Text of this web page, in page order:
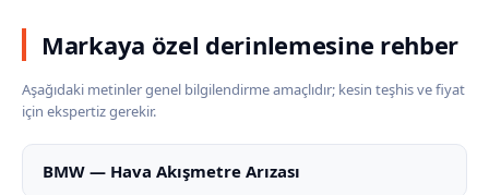
Markaya özel derinlemesine rehber
Aşağıdaki metinler genel bilgilendirme amaçlıdır; kesin teşhis ve fiyat
için ekspertiz gerekir.
BMW — Hava Akışmetre Arızası